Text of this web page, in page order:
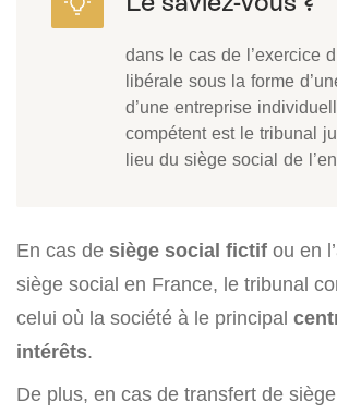
dans le cas de l’exercice
libérale sous la forme
d’une entreprise
compétent est le tribunal
lieu du siège social de
En cas de siège social fictif ou en
siège social en France, le tribunal
celui où la société à le principal
intérêts.
De plus, en cas de transfert de